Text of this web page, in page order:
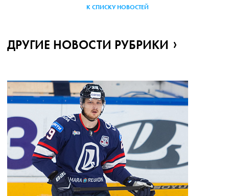
К СПИСКУ НОВОСТЕЙ
ДРУГИЕ НОВОСТИ РУБРИКИ